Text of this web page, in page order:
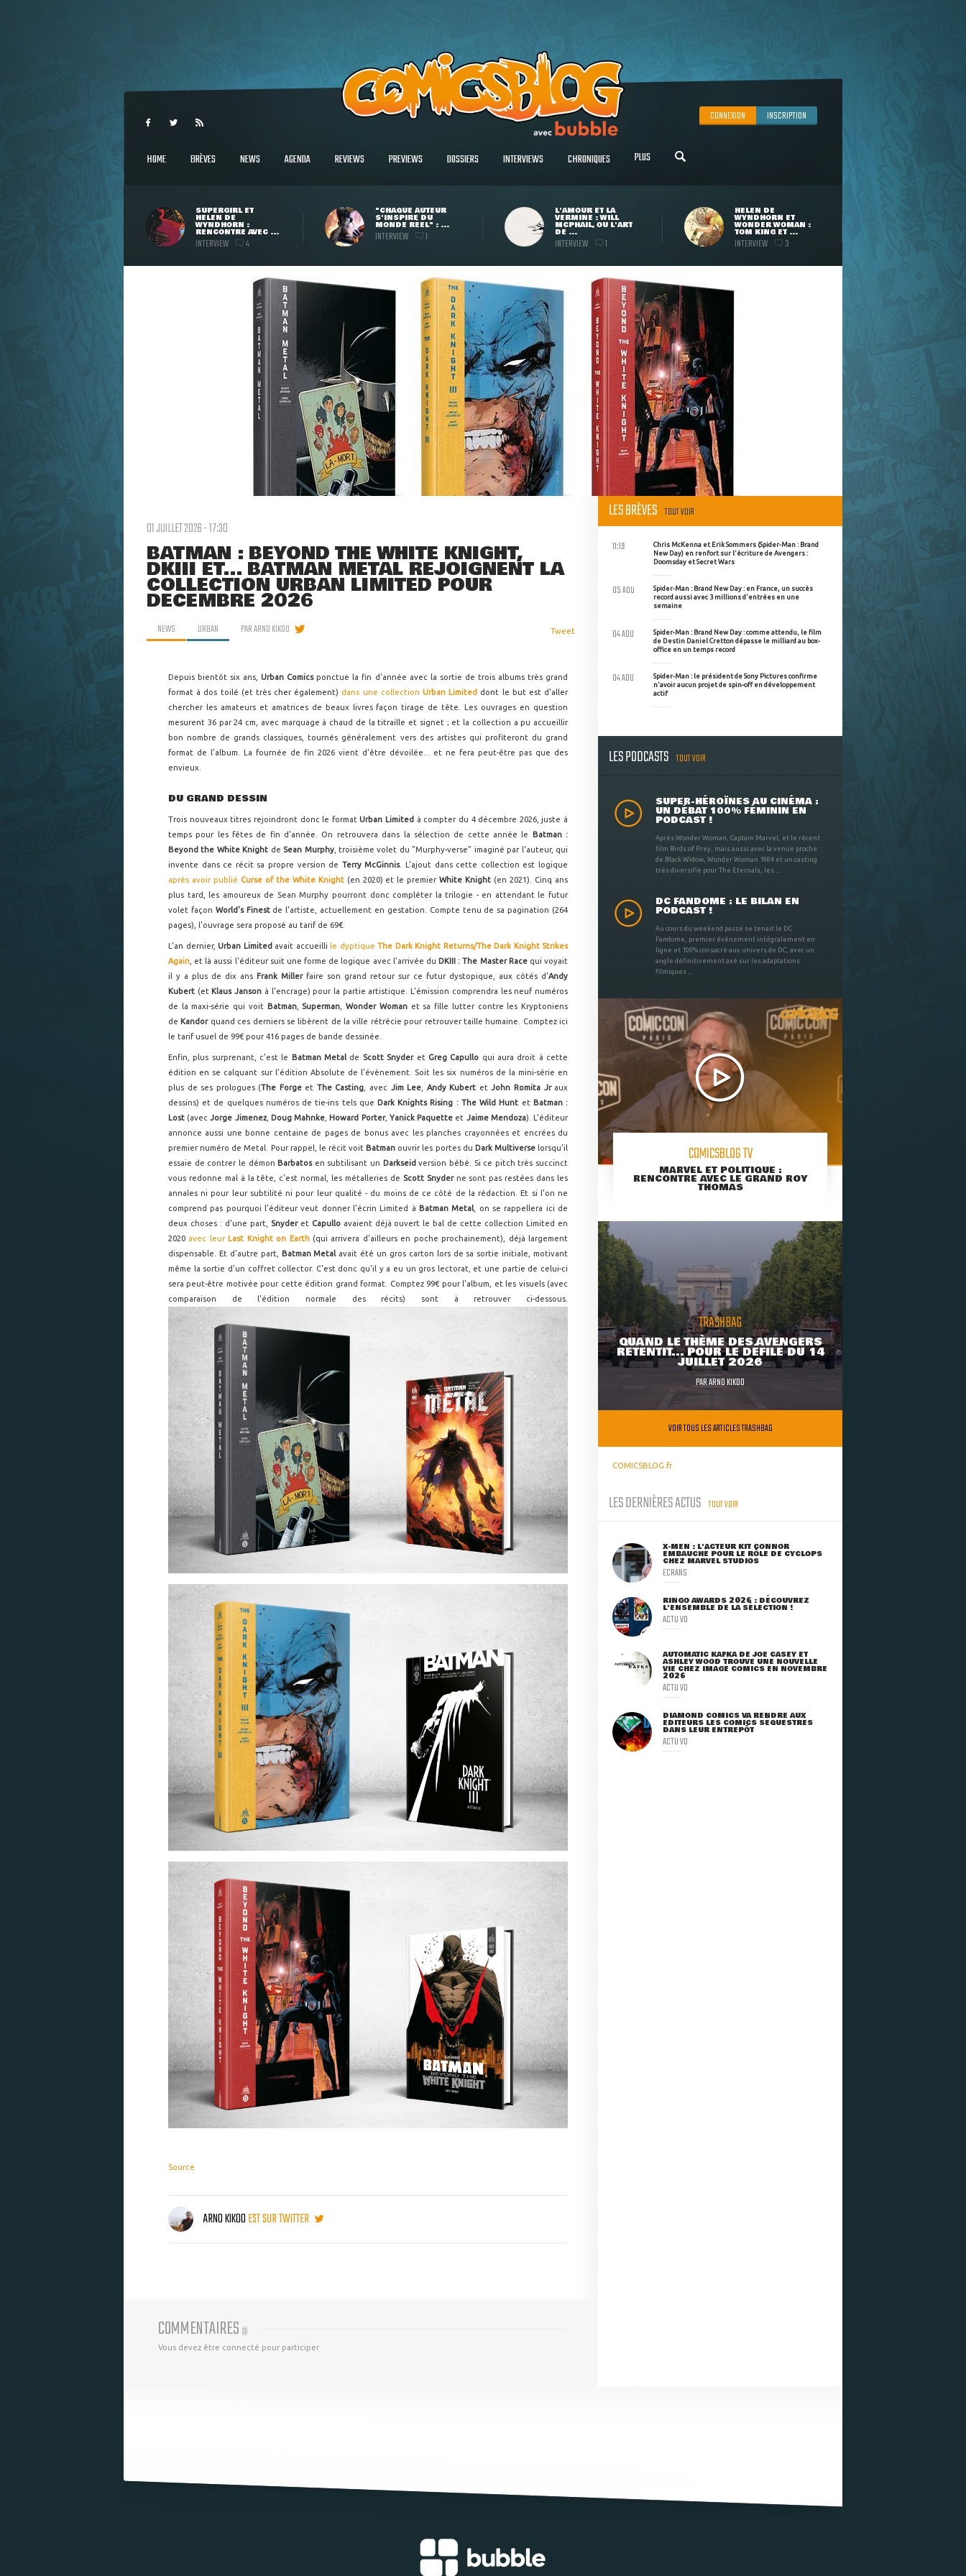
CONNEXION INSCRIPTION
HOME BRÈVES NEWS AGENDA REVIEWS PREVIEWS DOSSIERS INTERVIEWS CHRONIQUES PLUS
SUPERGIRL ET
HELEN DE
WYNDHORN :
RENCONTRE AVEC ...
INTERVIEW 4
"CHAQUE AUTEUR
S'INSPIRE DU
MONDE RÉEL" : ...
INTERVIEW 1
L'AMOUR ET LA
VERMINE : WILL
MCPHAIL, OU L'ART
DE ...
INTERVIEW 1
HELEN DE
WYNDHORN ET
WONDER WOMAN :
TOM KING ET ...
INTERVIEW 3
01 JUILLET 2026 - 17:30
BATMAN : BEYOND THE WHITE KNIGHT,
DKIII ET... BATMAN METAL REJOIGNENT LA
COLLECTION URBAN LIMITED POUR
DÉCEMBRE 2026
NEWS URBAN PARARNO KIKOO Tweet
Depuis bientôt six ans,Urban Comicsponctue la fin d'année avec la sortie de trois albums très grand
format à dos toilé (et très cher également) dans une collection Urban Limited dont le but est d'aller
chercher les amateurs et amatrices de beaux livres façon tirage de tête. Les ouvrages en question
mesurent 36 par 24 cm, avec marquage à chaud de la titraille et signet ; et la collection a pu accueillir
bon nombre de grands classiques, tournés généralement vers des artistes qui profiteront du grand
format de l'album. La fournée de fin 2026 vient d'être dévoilée... et ne fera peut-être pas que des
envieux.
DU GRAND DESSIN
Trois nouveaux titres rejoindront donc le formatUrban Limited à compter du 4 décembre 2026, juste à
temps pour les fêtes de fin d'année. On retrouvera dans la sélection de cette année le
Batman :
Beyond the White Knight de Sean Murphy, troisième volet du "Murphy-verse" imaginé par l'auteur, qui
invente dans ce récit sa propre version de Terry McGinnis. L'ajout dans cette collection est logique
après avoir publié Curse of the White Knight (en 2020) et le premierWhite Knight (en 2021). Cinq ans
plus tard, les amoureux de Sean Murphy pourront donc compléter la trilogie - en attendant le futur
volet façon World's Finest de l'artiste, actuellement en gestation. Compte tenu de sa pagination (264
pages), l'ouvrage sera proposé au tarif de 69€.
L'an dernier, Urban Limited avait accueilli le dyptique The Dark Knight Returns/The Dark Knight Strikes
Again , et là aussi l'éditeur suit une forme de logique avec l'arrivée du DKIII : The Master Racequi voyait
il y a plus de dix ans Frank Miller faire son grand retour sur ce futur dystopique, aux côtés d'Andy
Kubert (et Klaus Janson à l'encrage) pour la partie artistique. L'émission comprendra les neuf numéros
de la maxi-série qui voit Batman, Superman ,Wonder Woman et sa fille lutter contre les Kryptoniens
de Kandor quand ces derniers se libèrent de la ville rétrécie pour retrouver taille humaine. Comptez ici
le tarif usuel de 99€ pour 416 pages de bande dessinée.
Enfin, plus surprenant, c'est le Batman Metal de Scott Snyder et Greg Capullo qui aura droit à cette
édition en se calquant sur l'édition Absolute de l'évènement. Soit les six numéros de la mini-série en
plus de ses prologues (The Forge et The Casting , avec Jim Lee Andy Kubert etJohn Romita Jr aux
dessins) et de quelques numéros de tie-ins tels que Dark Knights Rising : The Wild Hunt et Batman :
Lost (avecJorge Jimenez, Doug Mahnke Howard Porter, Yanick Paquette et Jaime Mendoza). L'éditeur
annonce aussi une bonne centaine de pages de bonus avec les planches crayonnées et encrées du
premier numéro de Metal. Pour rappel, le récit voit Batman ouvrir les portes du Dark Multiverse lorsqu'il
essaie de contrer le démon Barbatos en subtilisant un Darkseidversion bébé. Si ce pitch très succinct
vous redonne mal à la tête, c'est normal, les métalleries de Scott Snyder ne sont pas restées dans les
annales ni pour leur subtilité ni pour leur qualité - du moins de ce côté de la rédaction. Et si l'on ne
comprend pas pourquoi l'éditeur veut donner l'écrin Limited à Batman Metal , on se rappellera ici de
deux choses : d'une part,
Snyder et Capullo avaient déjà ouvert le bal de cette collection Limited en
2020 avec leur Last Knight on Earth (qui arrivera d'ailleurs en poche prochainement), déjà largement
dispensable. Et d'autre part,
Batman Metal avait été un gros carton lors de sa sortie initiale, motivant
même la sortie d'un coffret collector. C'est donc qu'il y a eu un gros lectorat, et une partie de celui-ci
sera peut-être motivée pour cette édition grand format. Comptez 99€ pour l'album, et les visuels (avec
comparaison de l'édition normale des récits) sont à retrouver ci-dessous.
Source
ARNO KIKOOEST SUR TWITTER
COMMENTAIRES (0)
Vous devez être connecté pour participer
LES BRÈVES TOUT VOIR
Chris McKenna et Erik Sommers (Spider-Man : Brand
New Day) en renfort sur l'écriture de Avengers :
Doomsday et Secret Wars
11:19
Spider-Man : Brand New Day : en France, un succès
record aussi avec 3 millions d'entrées en une
semaine
05 AOU
Spider-Man : Brand New Day : comme attendu, le film
de Destin Daniel Cretton dépasse le milliard au box-
office en un temps record
04 AOU
Spider-Man : le président de Sony Pictures confirme
n'avoir aucun projet de spin-off en développement
actif
04 AOU
LES PODCASTS TOUT VOIR
SUPER-HÉROÏNES AU CINÉMA :
UN DÉBAT 100% FÉMININ EN
PODCAST !
Après Wonder Woman, Captain Marvel, et le récent
film Birds of Prey, mais aussi avec la venue proche
de Black Widow, Wonder Woman 1984 et un casting
très diversifié pour The Eternals, les ...
DC FANDOME : LE BILAN EN
PODCAST !
Au cours du weekend passé se tenait le DC
Fandome, premier évènement intégralement en
ligne et 100% consacré aux univers de DC, avec un
angle définitivement axé sur les adaptations
filmiques ...
COMICSBLOG TV
MARVEL ET POLITIQUE :
RENCONTRE AVEC LE GRAND ROY
THOMAS
TRASHBAG
QUAND LE THÈME DES AVENGERS
RETENTIT... POUR LE DÉFILÉ DU 14
JUILLET 2026
PARARNO KIKOO
VOIR TOUS LES ARTICLES TRASHBAG
COMICSBLOG.fr
LES DERNIÈRES ACTUS TOUT VOIR
X-MEN : L'ACTEUR KIT CONNOR
EMBAUCHÉ POUR LE RÔLE DE CYCLOPS
CHEZ MARVEL STUDIOS
ECRANS
RINGO AWARDS 2026 : DÉCOUVREZ
L'ENSEMBLE DE LA SÉLECTION !
ACTU VO
AUTOMATIC KAFKA DE JOE CASEY ET
ASHLEY WOOD TROUVE UNE NOUVELLE
VIE CHEZ IMAGE COMICS EN NOVEMBRE
2026
ACTU VO
DIAMOND COMICS VA RENDRE AUX
ÉDITEURS LES COMICS SÉQUESTRÉS
DANS LEUR ENTREPÔT
ACTU VO